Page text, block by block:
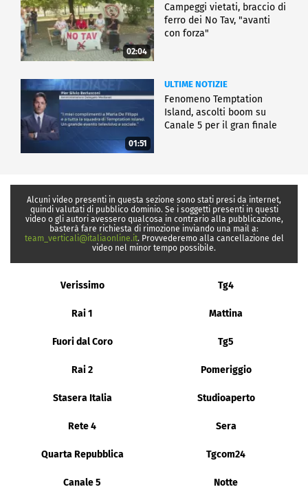
02:04
Campeggi vietati, braccio di
ferro dei No Tav, "avanti
con forza"
01:51
ULTIME NOTIZIE
Fenomeno Temptation
Island, ascolti boom su
Canale 5 per il gran finale
Alcuni video presenti in questa sezione sono stati presi da internet,
quindi valutati di pubblico dominio. Se i soggetti presenti in questi
video o gli autori avessero qualcosa in contrario alla pubblicazione,
basterà fare richiesta di rimozione inviando una mail a:
team_verticali@italiaonline.it. Provvederemo alla cancellazione del
video nel minor tempo possibile.
Verissimo Tg4
Rai 1 Mattina
Fuori dal Coro Tg5
Rai 2 Pomeriggio
Stasera Italia Studioaperto
Rete 4 Sera
Quarta Repubblica Tgcom24
Canale 5 Notte